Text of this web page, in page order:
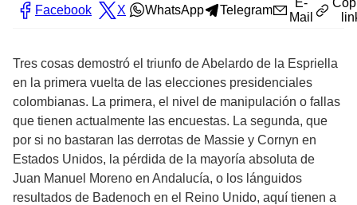
Facebook X WhatsApp Telegram
Mail
Tres cosas demostró el triunfo de Abelardo de la Espriella
en la primera vuelta de las elecciones presidenciales
colombianas. La primera, el nivel de manipulación o fallas
que tienen actualmente las encuestas. La segunda, que
por si no bastaran las derrotas de Massie y Cornyn en
Estados Unidos, la pérdida de la mayoría absoluta de
Juan Manuel Moreno en Andalucía, o los lánguidos
resultados de Badenoch en el Reino Unido, aquí tienen a